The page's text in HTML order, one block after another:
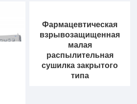
Фармацевтическая
взрывозащищенная
малая
распылительная
сушилка закрытого
типа